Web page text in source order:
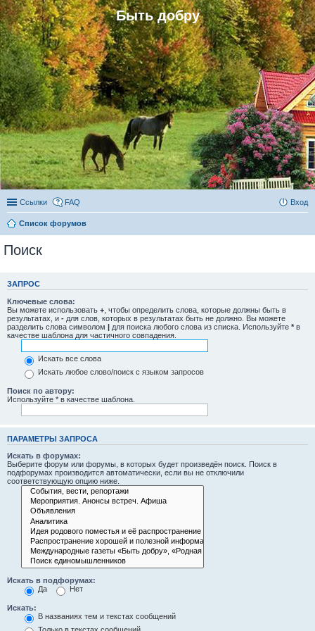
Быть добру
Ссылки FAQ Вход
Список форумов
Поиск
ЗАПРОС
Ключевые слова:
Вы можете использовать + , чтобы определить слова, которые должны быть в
результатах, и - для слов, которых в результатах быть не должно. Вы можете
разделить слова символом | для поиска любого слова из списка. Используйте * в
качестве шаблона для частичного совпадения.
Искать все слова
Искать любое слово/поиск с языком запросов
Поиск по автору:
Используйте * в качестве шаблона.
ПАРАМЕТРЫ ЗАПРОСА
Искать в форумах:
Выберите форум или форумы, в которых будет произведён поиск. Поиск в
подфорумах производится автоматически, если вы не отключили
соответствующую опцию ниже.
Искать в подфорумах:
Да
Нет
Искать:
В названиях тем и текстах сообщений